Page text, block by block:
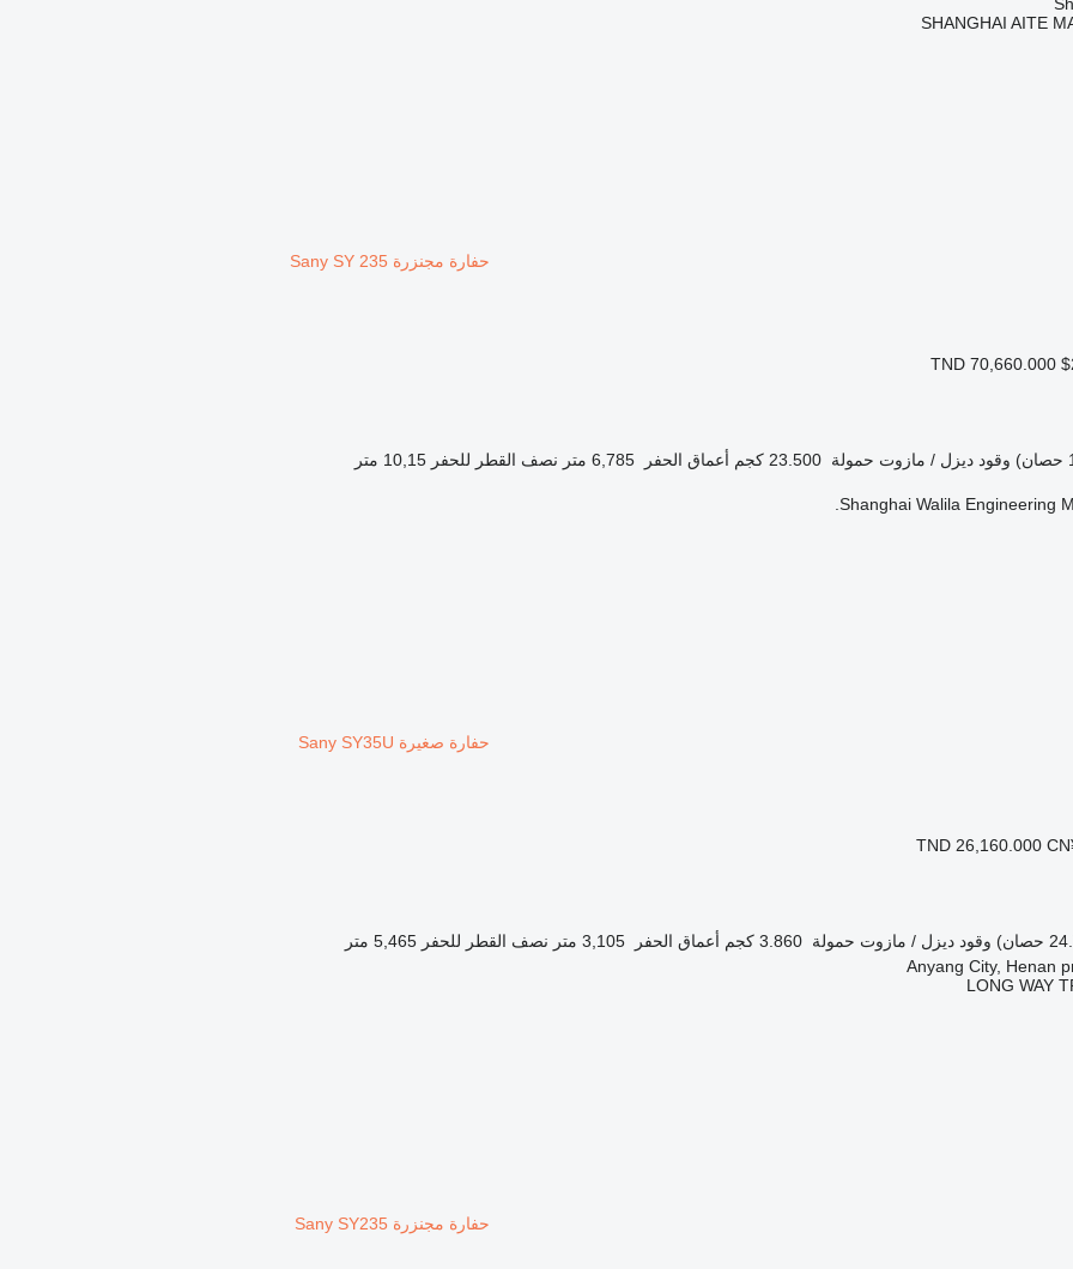
SHANGHAI AITE
حفارة مجنزرة Sany SY 235
TND 70,660.000
وقود ديزل / مازوت حمولة 23.500 كجم أعماق الحفر 6,785 متر نصف القطر للحفر 10,15 متر
Shanghai Walila Engineering
حفارة صغيرة Sany SY35U
TND 26,160.000
وقود ديزل / مازوت حمولة 3.860 كجم أعماق الحفر 3,105 متر نصف القطر للحفر 5,465 متر
LONG WAY
حفارة مجنزرة Sany SY235